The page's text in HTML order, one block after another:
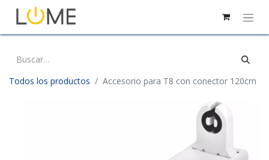
Todos los productos Accesorio para T8 con conector 120cm